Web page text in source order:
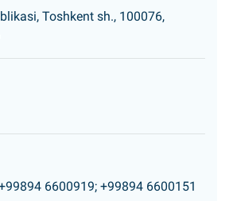
Toshkent sh., 100076,
6600919; +99894 6600151